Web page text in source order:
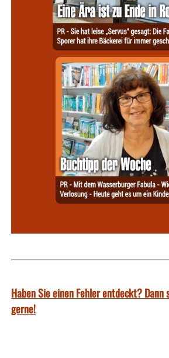
Haben Sie einen Fehler entdeckt? Dann
gerne!